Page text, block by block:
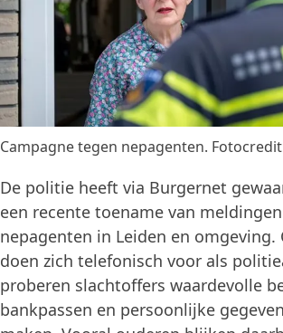
Campagne tegen nepagenten.
De politie heeft via Burgernet
een recente toename van
nepagenten in Leiden en omgeving.
doen zich telefonisch voor als
proberen slachtoffers waardevolle
bankpassen en persoonlijke